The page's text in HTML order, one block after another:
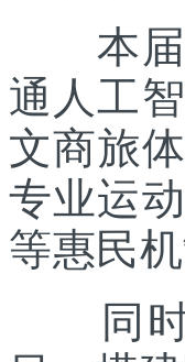
本届
通人工
文商旅
专业运
等惠民机
同时